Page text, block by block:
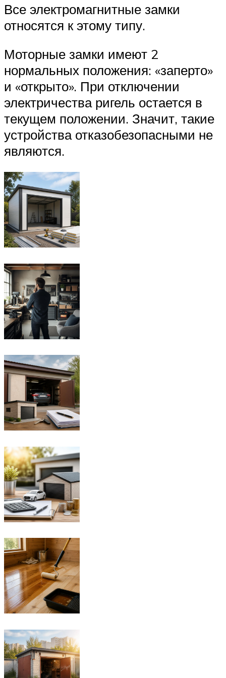
Все электромагнитные замки
относятся к этому типу.
Моторные замки имеют 2
нормальных положения: «заперто»
и «открыто». При отключении
электричества ригель остается в
текущем положении. Значит, такие
устройства отказобезопасными не
являются.